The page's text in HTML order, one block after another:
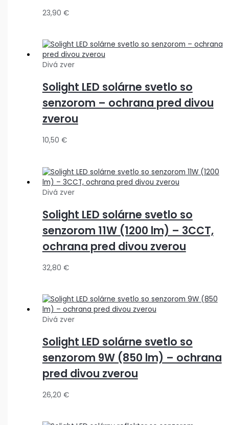
23,90 €
Divá zver
Solight LED solárne svetlo so
senzorom – ochrana pred divou
zverou
10,50 €
Divá zver
Solight LED solárne svetlo so
senzorom 11W (1200 lm) – 3CCT,
ochrana pred divou zverou
32,80 €
Divá zver
Solight LED solárne svetlo so
senzorom 9W (850 lm) – ochrana
pred divou zverou
26,20 €